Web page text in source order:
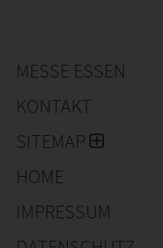
MESSE ESSEN
KONTAKT
SITEMAP
HOME
IMPRESSUM